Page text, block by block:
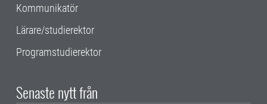
Kommunikatör
Lärare/studierektor
Programstudierektor
Senaste nytt från